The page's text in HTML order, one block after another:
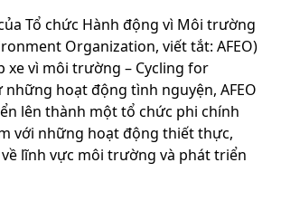
Tổ chức Hành động vì Môi trường
Organization, viết tắt: AFEO)
xe vì môi trường – Cycling for
những hoạt động tình nguyện, AFEO
lên thành một tổ chức phi chính
với những hoạt động thiết thực,
lĩnh vực môi trường và phát triển